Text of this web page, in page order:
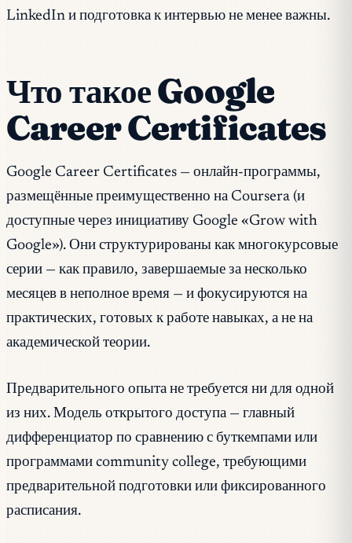
LinkedIn и подготовка к интервью не менее важны.
Что такое Google
Career Certificates
Google Career Certificates — онлайн-программы,
размещённые преимущественно на Coursera (и
доступные через инициативу Google «Grow with
Google»). Они структурированы как многокурсовые
серии — как правило, завершаемые за несколько
месяцев в неполное время — и фокусируются на
практических, готовых к работе навыках, а не на
академической теории.
Предварительного опыта не требуется ни для одной
из них. Модель открытого доступа — главный
дифференциатор по сравнению с буткемпами или
программами community college, требующими
предварительной подготовки или фиксированного
расписания.